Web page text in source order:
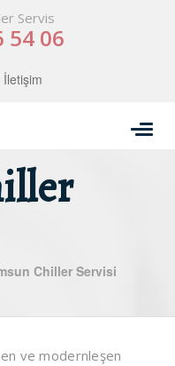
Servis
54 06
İletişim
Chiller Servisi
ve modernleşen